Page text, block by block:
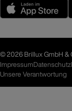
©2026 Brillux GmbH &
ImpressumDatenschutz
Unsere Verantwortung